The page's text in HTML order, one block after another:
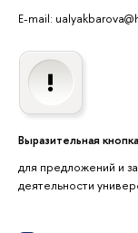
E-mail:
Выразительная кнопка
для предложений и
деятельности